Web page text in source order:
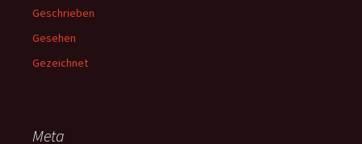
Geschrieben
Gesehen
Gezeichnet
Meta